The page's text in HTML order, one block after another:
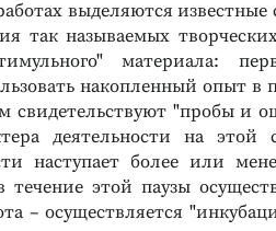
выделяются известные
называемых
материала:
накопленный опыт в
свидетельствуют "пробы и
деятельности на этой
наступает более или
этой паузы
– осуществляется